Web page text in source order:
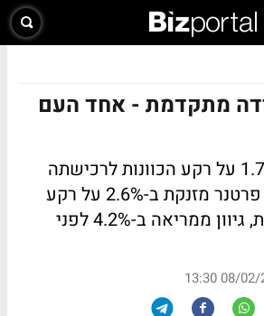
מתקדמת - אחד העם
בזק מטפסת ב-1.7% על רקע הכוונות לרכישתה
בקונצרן אי.די.בי, פרטנר מזנקת ב-2.6% על רקע
התוצאות המעולות, גיוון ממריאה ב-4.2% לפני
08/02/